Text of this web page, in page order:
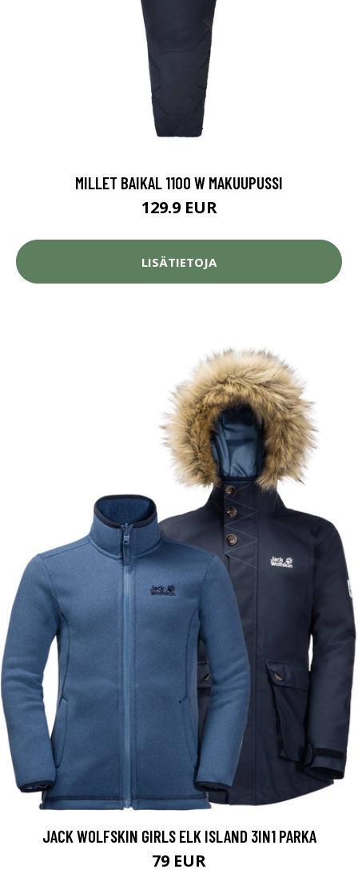
MILLET BAIKAL 1100 W MAKUUPUSSI
129.9 EUR
LISÄTIETOJA
JACK WOLFSKIN GIRLS ELK ISLAND 3IN1 PARKA
79 EUR